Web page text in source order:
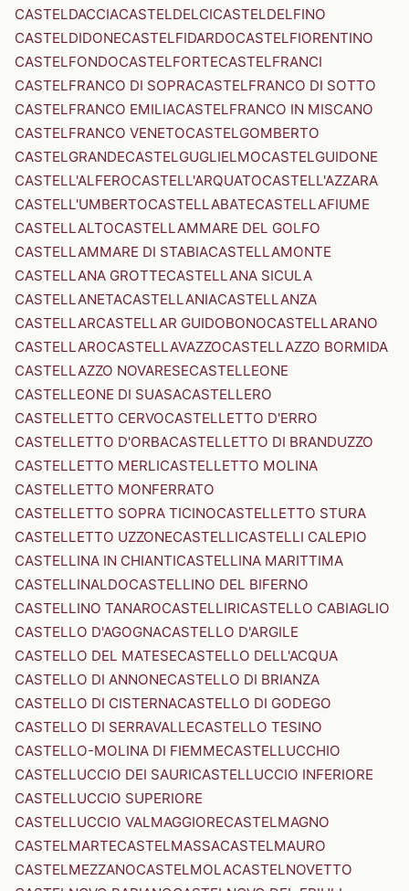
CASTELDACCIACASTELDELCICASTELDELFINO
CASTELDIDONECASTELFIDARDOCASTELFIORENTINO
CASTELFONDOCASTELFORTECASTELFRANCI
CASTELFRANCO DI SOPRACASTELFRANCO DI SOTTO
CASTELFRANCO EMILIACASTELFRANCO IN MISCANO
CASTELFRANCO VENETOCASTELGOMBERTO
CASTELGRANDECASTELGUGLIELMOCASTELGUIDONE
CASTELL'ALFEROCASTELL'ARQUATOCASTELL'AZZARA
CASTELL'UMBERTOCASTELLABATECASTELLAFIUME
CASTELLALTOCASTELLAMMARE DEL GOLFO
CASTELLAMMARE DI STABIACASTELLAMONTE
CASTELLANA GROTTECASTELLANA SICULA
CASTELLANETACASTELLANIACASTELLANZA
CASTELLARCASTELLAR GUIDOBONOCASTELLARANO
CASTELLAROCASTELLAVAZZOCASTELLAZZO BORMIDA
CASTELLAZZO NOVARESECASTELLEONE
CASTELLEONE DI SUASACASTELLERO
CASTELLETTO CERVOCASTELLETTO D'ERRO
CASTELLETTO D'ORBACASTELLETTO DI BRANDUZZO
CASTELLETTO MERLICASTELLETTO MOLINA
CASTELLETTO MONFERRATO
CASTELLETTO SOPRA TICINOCASTELLETTO STURA
CASTELLETTO UZZONECASTELLICASTELLI CALEPIO
CASTELLINA IN CHIANTICASTELLINA MARITTIMA
CASTELLINALDOCASTELLINO DEL BIFERNO
CASTELLINO TANAROCASTELLIRICASTELLO CABIAGLIO
CASTELLO D'AGOGNACASTELLO D'ARGILE
CASTELLO DEL MATESECASTELLO DELL'ACQUA
CASTELLO DI ANNONECASTELLO DI BRIANZA
CASTELLO DI CISTERNACASTELLO DI GODEGO
CASTELLO DI SERRAVALLECASTELLO TESINO
CASTELLO-MOLINA DI FIEMMECASTELLUCCHIO
CASTELLUCCIO DEI SAURICASTELLUCCIO INFERIORE
CASTELLUCCIO SUPERIORE
CASTELLUCCIO VALMAGGIORECASTELMAGNO
CASTELMARTECASTELMASSACASTELMAURO
CASTELMEZZANOCASTELMOLACASTELNOVETTO